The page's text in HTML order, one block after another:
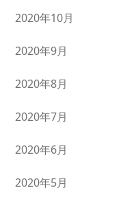
2020年10月
2020年9月
2020年8月
2020年7月
2020年6月
2020年5月